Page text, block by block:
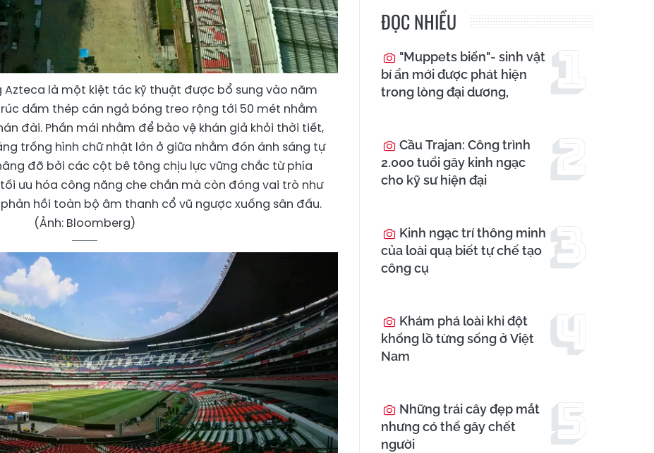
Azteca là một kiệt tác kỹ thuật được bổ sung vào năm
dầm thép cán ngả bóng treo rộng tới 50 mét nhằm
đài. Phần mái nhằm để bảo vệ khán giả khỏi thời tiết,
trống hình chữ nhật lớn ở giữa nhằm đón ánh sáng tự
đỡ bởi các cột bê tông chịu lực vững chắc từ phía
ưu hóa công năng che chắn mà còn đóng vai trò như
hồi toàn bộ âm thanh cổ vũ ngược xuống sân đấu.
(Ảnh: Bloomberg)
ĐỌC NHIỀU
"Muppets biển"- sinh vật
bí ẩn mới được phát hiện
trong lòng đại dương,
Cầu Trajan: Công trình
2.000 tuổi gây kinh ngạc
cho kỹ sư hiện đại
Kinh ngạc trí thông minh
của loài quạ biết tự chế tạo
công cụ
Khám phá loài khỉ đột
khổng lồ từng sống ở Việt
Nam
Những trái cây đẹp mắt
nhưng có thể gây chết
người